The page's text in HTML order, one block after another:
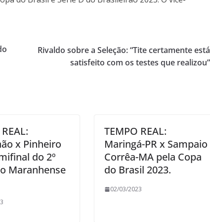
Rivaldo sobre a Seleção: “Tite certamente está
satisfeito com os testes que realizou”
x Pinheiro
do 2º
Maranhense
TEMPO REAL:
Maringá-PR x Sampaio
Corrêa-MA pela Copa
do Brasil 2023.
02/03/2023